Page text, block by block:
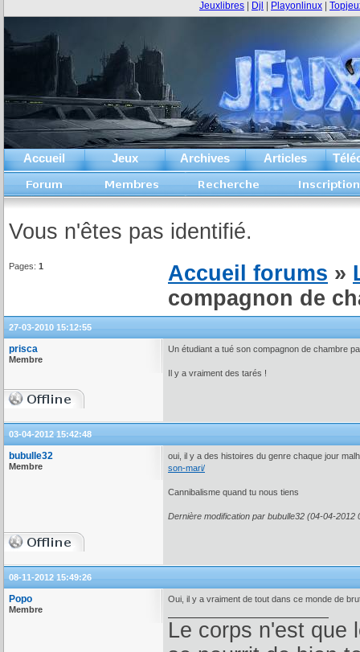
Accueil Jeux Archives Articles
Jeuxlibres Djl Playonlinux
Vous n'êtes pas identifié.
Pages: 1 Accueil forums »
compagnon de
27-03-2010 15:12:55
prisca
Membre
Un étudiant a tué son compagnon de chambre
Il y a vraiment des tarés !
03-04-2012 15:42:48
bubulle32
Membre
oui, il y a des histoires du genre chaque jour
son-mari/
Cannibalisme quand tu nous tiens
Dernière modification par bubulle32 (04-04-2012
08-11-2012 15:49:26
Popo
Membre
Oui, il y a vraiment de tout dans ce monde de
Le corps n'est que